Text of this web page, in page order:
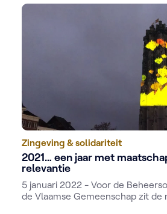
bloemlezing.
Zingeving & solidariteit
2021… een jaar met
relevantie
5 januari 2022 - Voor de
de Vlaamse Gemeenschap zit de